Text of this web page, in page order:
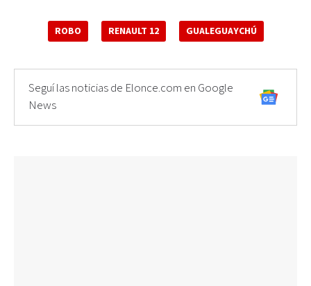
ROBO RENAULT 12 GUALEGUAYCHÚ
Seguí las noticias de Elonce.com en Google
News